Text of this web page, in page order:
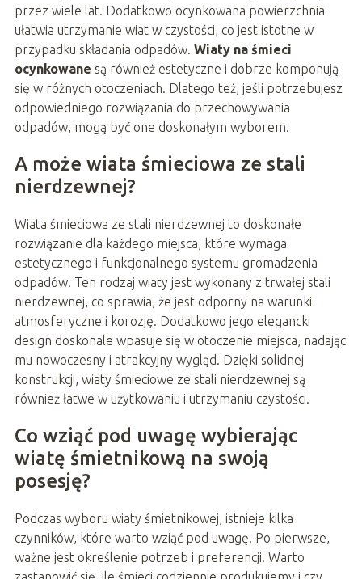
przez wiele lat. Dodatkowo ocynkowana powierzchnia
ułatwia utrzymanie wiat w czystości, co jest istotne w
przypadku składania odpadów. Wiaty na śmieci
ocynkowane są również estetyczne i dobrze komponują
się w różnych otoczeniach. Dlatego też, jeśli potrzebujesz
odpowiedniego rozwiązania do przechowywania
odpadów, mogą być one doskonałym wyborem.
A może wiata śmieciowa ze stali
nierdzewnej?
Wiata śmieciowa ze stali nierdzewnej to doskonałe
rozwiązanie dla każdego miejsca, które wymaga
estetycznego i funkcjonalnego systemu gromadzenia
odpadów. Ten rodzaj wiaty jest wykonany z trwałej stali
nierdzewnej, co sprawia, że jest odporny na warunki
atmosferyczne i korozję. Dodatkowo jego elegancki
design doskonale wpasuje się w otoczenie miejsca, nadając
mu nowoczesny i atrakcyjny wygląd. Dzięki solidnej
konstrukcji, wiaty śmieciowe ze stali nierdzewnej są
również łatwe w użytkowaniu i utrzymaniu czystości.
Co wziąć pod uwagę wybierając
wiatę śmietnikową na swoją
posesję?
Podczas wyboru wiaty śmietnikowej, istnieje kilka
czynników, które warto wziąć pod uwagę. Po pierwsze,
ważne jest określenie potrzeb i preferencji. Warto